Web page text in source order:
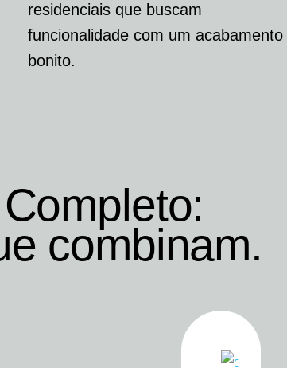
residenciais que buscam
funcionalidade com um acabamento
bonito.
combinam.